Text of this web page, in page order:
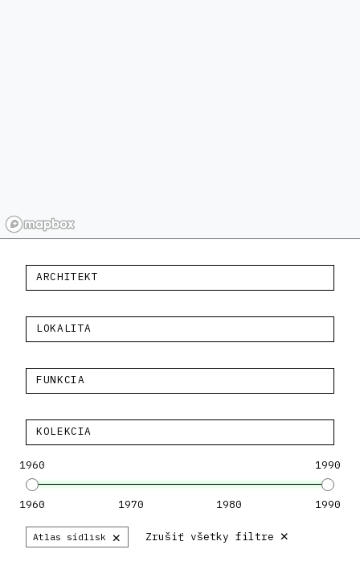
ARCHITEKT
LOKALITA
FUNKCIA
KOLEKCIA
1960 1990
1960 1970 1980 1990
Atlas sídlisk × Zrušiť všetky filtre ×